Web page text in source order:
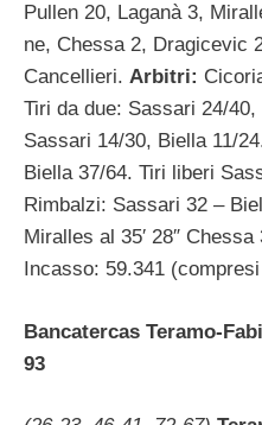
Pullen 20, Laganà 3,
ne, Chessa 2, Dragicevic
Cancellieri. Arbitri:
Tiri da due: Sassari 24/
Sassari 14/30, Biella 11/
Biella 37/64. Tiri liberi
Rimbalzi: Sassari 32 –
Miralles al 35′ 28″
Incasso: 59.341
Bancatercas Teramo-
93